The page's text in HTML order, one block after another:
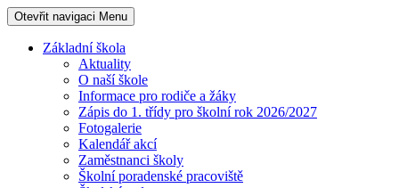
Otevřit navigaci Menu
Základní škola
Aktuality
O naší škole
Informace pro rodiče a žáky
Zápis do 1. třídy pro školní rok 2026/2027
Fotogalerie
Kalendář akcí
Zaměstnanci školy
Školní poradenské pracoviště